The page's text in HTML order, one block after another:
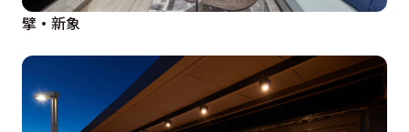
擘·新象